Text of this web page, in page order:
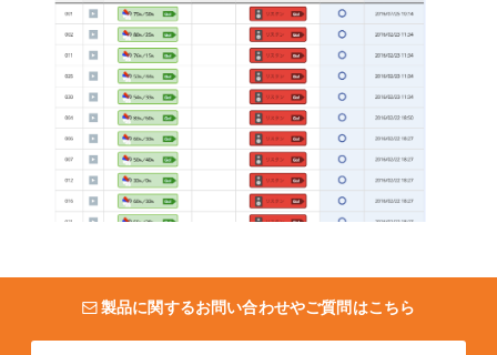
製品に関するお問い合わせやご質問はこちら